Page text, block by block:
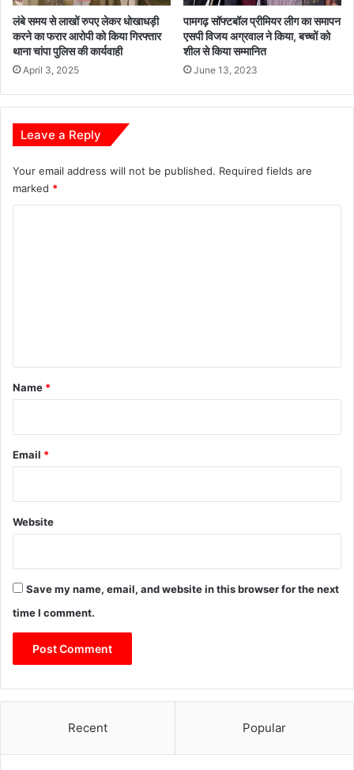
नौ
द
में
ह
म
बि
र्रा
में
त्र
का
र
बं
ध
क
ना
क
र
मा
र
ट
लंबे समय से लाखों रुपए लेकर धोखाधड़ी
करने का फरार आरोपी को किया गिरफ्तार
थाना चांपा पुलिस की कार्यवाही
April 3, 2025
पामगढ़ सॉफ्टबॉल प्रीमियर लीग का समापन
एसपी विजय अग्रवाल ने किया, बच्चों को
शील से किया सम्मानित
June 13, 2023
Leave a Reply
Your email address will not be published. Required fields are
marked *
*
Name *
Email *
Website
Save my name, email, and website in this browser for the next
time I comment.
Recent Popular